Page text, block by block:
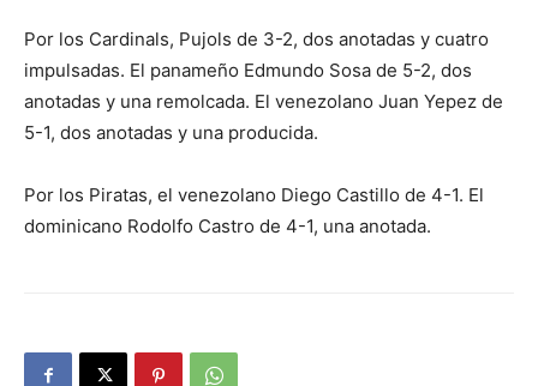
Por los Cardinals, Pujols de 3-2, dos anotadas y cuatro
impulsadas. El panameño Edmundo Sosa de 5-2, dos
anotadas y una remolcada. El venezolano Juan Yepez de
5-1, dos anotadas y una producida.
Por los Piratas, el venezolano Diego Castillo de 4-1. El
dominicano Rodolfo Castro de 4-1, una anotada.